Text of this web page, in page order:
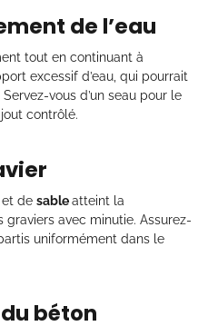
de l’eau
tout en continuant à
excessif d’eau, qui pourrait
vous d’un seau pour le
contrôlé.
de sableatteint la
avec minutie. Assurez-
uniformément dans le
béton